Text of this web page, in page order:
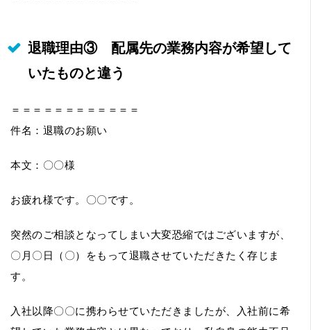
退職理由③ 配属先の業務内容が希望して
いたものと違う
＝＝＝＝＝＝＝＝＝＝＝＝
件名：退職のお願い
本文：〇〇様
お疲れ様です。〇〇です。
突然のご相談となってしまい大変恐縮ではございますが、
〇月〇日（〇）をもって退職させていただきたく存じま
す。
入社以降〇〇に携わらせていただきましたが、入社前に希